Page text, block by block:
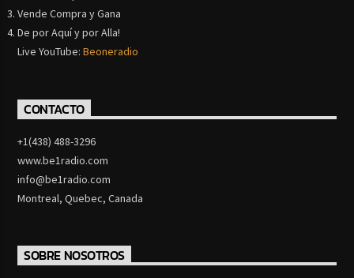
Vende Compra y Gana
De por Aquí y por Alla!
Live YouTube:Beoneradio
CONTACTO
+1(438) 488-3296
www.be1radio.com
info@be1radio.com
Montreal, Quebec, Canada
SOBRE NOSOTROS